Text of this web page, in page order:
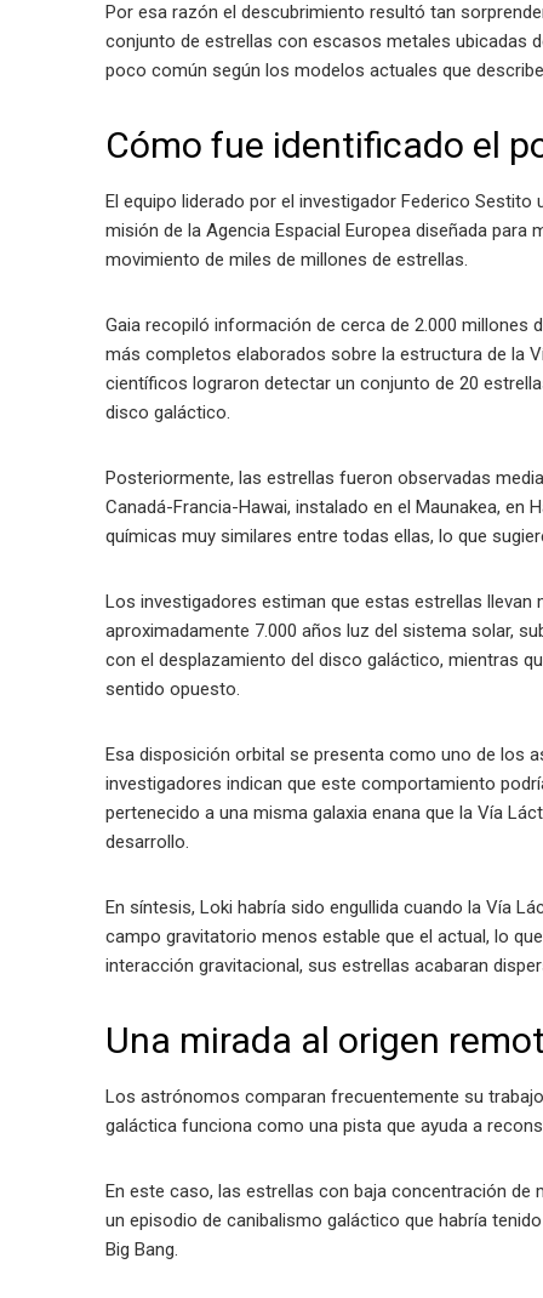
Por esa razón el descubrimiento resultó tan
conjunto de estrellas con escasos metales ubicadas
poco común según los modelos actuales que
Cómo fue identificado el
El equipo liderado por el investigador Federico
misión de la Agencia Espacial Europea diseñada
movimiento de miles de millones de estrellas.
Gaia recopiló información de cerca de 2.000 millones
más completos elaborados sobre la estructura de la
científicos lograron detectar un conjunto de 20
disco galáctico.
Posteriormente, las estrellas fueron observadas
Canadá-Francia-Hawai, instalado en el Maunakea, en
químicas muy similares entre todas ellas, lo que
Los investigadores estiman que estas estrellas
aproximadamente 7.000 años luz del sistema solar,
con el desplazamiento del disco galáctico, mientras
sentido opuesto.
Esa disposición orbital se presenta como uno de los
investigadores indican que este comportamiento
pertenecido a una misma galaxia enana que la Vía
desarrollo.
En síntesis, Loki habría sido engullida cuando la Vía
campo gravitatorio menos estable que el actual, lo
interacción gravitacional, sus estrellas acabaran
Una mirada al origen
Los astrónomos comparan frecuentemente su
galáctica funciona como una pista que ayuda a
En este caso, las estrellas con baja concentración
un episodio de canibalismo galáctico que habría
Big Bang.